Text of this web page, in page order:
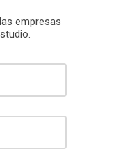
empresas